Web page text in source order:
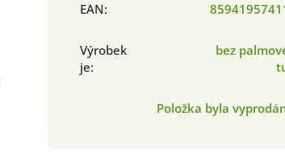
EAN:
Výrobek
je:
bez
Položka byla